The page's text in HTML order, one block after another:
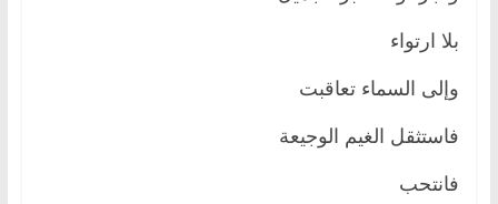
بلا ارتواء
وإلى السماء تعاقبت
فاستثقل الغيم الوجيعة
فانتحب